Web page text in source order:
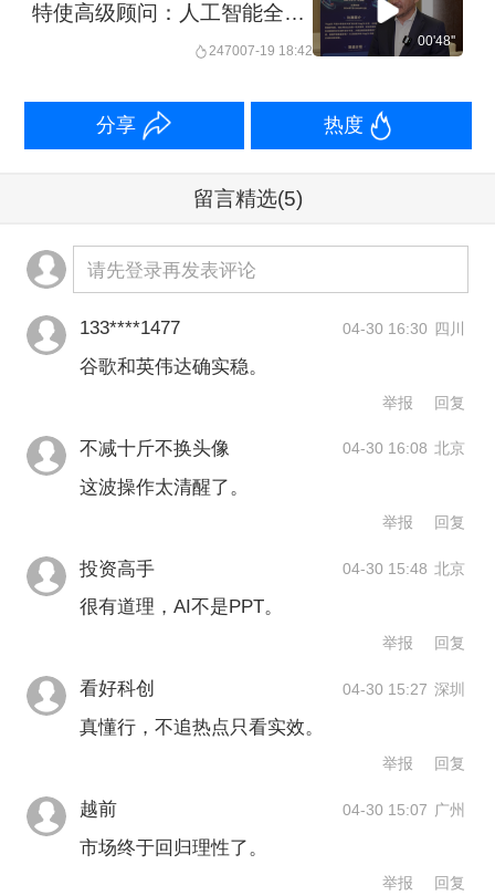
特使高级顾问：人工智能全球
治理 开源是可行之路 ︱未
247007-19 18:42
00'48''
分享 热度
留言精选(5)
请先登录再发表评论
133****1477 04-30 16:30 四川
谷歌和英伟达确实稳。
举报 回复
不减十斤不换头像 04-30 16:08 北京
这波操作太清醒了。
举报 回复
投资高手 04-30 15:48 北京
很有道理，AI不是PPT。
举报 回复
看好科创 04-30 15:27 深圳
真懂行，不追热点只看实效。
举报 回复
越前 04-30 15:07 广州
市场终于回归理性了。
举报 回复